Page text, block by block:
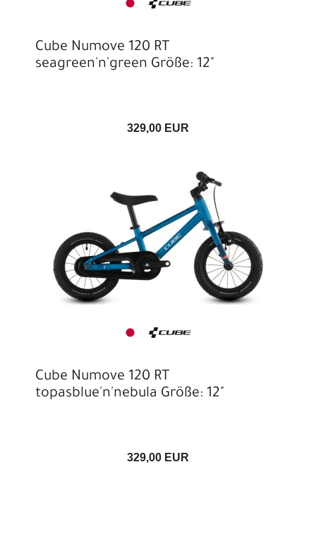
Cube Numove 120 RT
seagreen'n'green Größe: 12"
329,00 EUR
Cube Numove 120 RT
topasblue'n'nebula Größe: 12"
329,00 EUR